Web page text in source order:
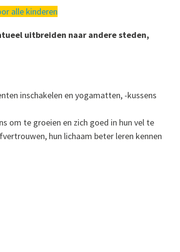
alle kinderen
uitbreiden naar andere steden,
inschakelen en yogamatten, -kussens
om te groeien en zich goed in hun vel te
hun lichaam beter leren kennen